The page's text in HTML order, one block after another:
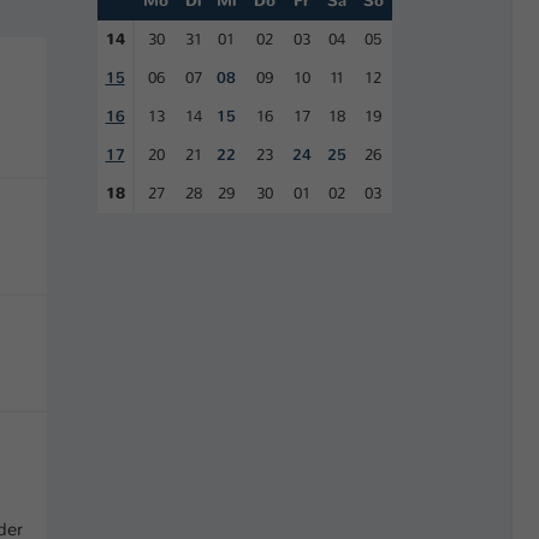
14
30 31 01 02 03 04
05
15
06 07 08 09 10 11
12
16
13 14 15 16 17 18
19
17
20 21 22 23 24 25 26
18 27 28 29 30 01 02 03